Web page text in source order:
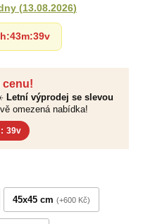
cenu!
Letní výprodej se slevou
omezená nabídka!
: 38v
45x45 cm +600 Kč
(13.08.2026)
:43m:38v